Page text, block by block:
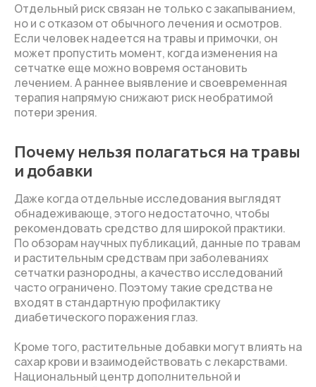
Отдельный риск связан не только с закапыванием,
но и с отказом от обычного лечения и осмотров.
Если человек надеется на травы и примочки, он
может пропустить момент, когда изменения на
сетчатке еще можно вовремя остановить
лечением. А раннее выявление и своевременная
терапия напрямую снижают риск необратимой
потери зрения.
Почему нельзя полагаться на травы
и добавки
Даже когда отдельные исследования выглядят
обнадеживающе, этого недостаточно, чтобы
рекомендовать средство для широкой практики.
По обзорам научных публикаций, данные по травам
и растительным средствам при заболеваниях
сетчатки разнородны, а качество исследований
часто ограничено. Поэтому такие средства не
входят в стандартную профилактику
диабетического поражения глаз.
Кроме того, растительные добавки могут влиять на
сахар крови и взаимодействовать с лекарствами.
Национальный центр дополнительной и